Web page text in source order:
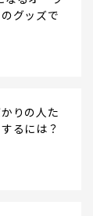
グッズで
りの人た
るには？